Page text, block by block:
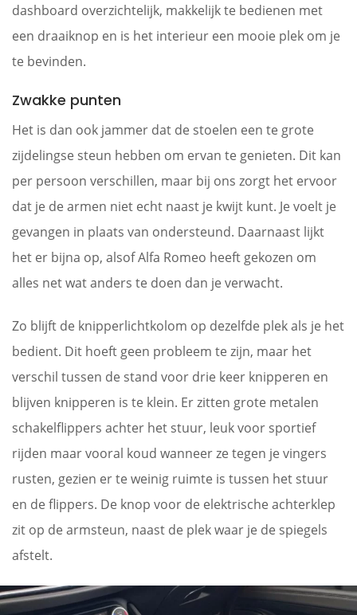
dashboard overzichtelijk, makkelijk te bedienen met
een draaiknop en is het interieur een mooie plek om je
te bevinden.
Zwakke punten
Het is dan ook jammer dat de stoelen een te grote
zijdelingse steun hebben om ervan te genieten. Dit kan
per persoon verschillen, maar bij ons zorgt het ervoor
dat je de armen niet echt naast je kwijt kunt. Je voelt je
gevangen in plaats van ondersteund. Daarnaast lijkt
het er bijna op, alsof Alfa Romeo heeft gekozen om
alles net wat anders te doen dan je verwacht.
Zo blijft de knipperlichtkolom op dezelfde plek als je het
bedient. Dit hoeft geen probleem te zijn, maar het
verschil tussen de stand voor drie keer knipperen en
blijven knipperen is te klein. Er zitten grote metalen
schakelflippers achter het stuur, leuk voor sportief
rijden maar vooral koud wanneer ze tegen je vingers
rusten, gezien er te weinig ruimte is tussen het stuur
en de flippers. De knop voor de elektrische achterklep
zit op de armsteun, naast de plek waar je de spiegels
afstelt.